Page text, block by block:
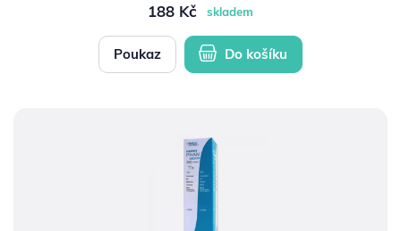
188 Kč skladem
Poukaz Do košíku